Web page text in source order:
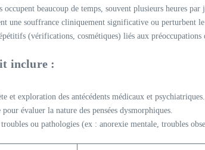
occupent beaucoup de temps, souvent plusieurs heures par
une souffrance cliniquement significative ou perturbent
(vérifications, cosmétiques) liés aux préoccupations
inclure :
et exploration des antécédents médicaux et psychiatriques.
évaluer la nature des pensées dysmorphiques.
troubles ou pathologies (ex : anorexie mentale, troubles